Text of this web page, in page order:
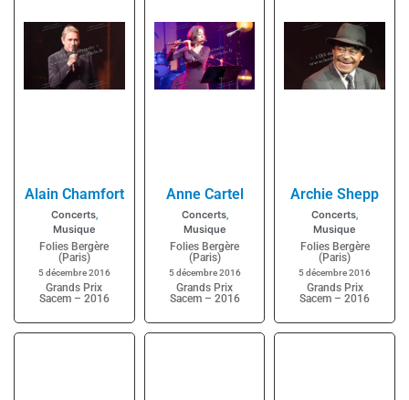
Alain Chamfort
Concerts,
Musique
Folies Bergère
(Paris)
5 décembre 2016
Grands Prix
Sacem – 2016
Anne Cartel
Concerts,
Musique
Folies Bergère
(Paris)
5 décembre 2016
Grands Prix
Sacem – 2016
Archie Shepp
Concerts,
Musique
Folies Bergère
(Paris)
5 décembre 2016
Grands Prix
Sacem – 2016